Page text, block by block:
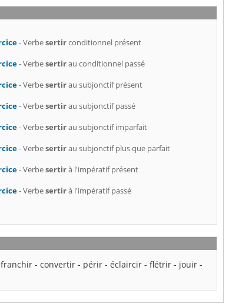
- Verbesertirconditionnel présent
- Verbesertirau conditionnel passé
- Verbesertirau subjonctif présent
- Verbesertirau subjonctif passé
- Verbesertirau subjonctif imparfait
- Verbesertirau subjonctif plus que parfait
- Verbesertirà l'impératif présent
- Verbesertirà l'impératif passé
franchir -convertir - périr -éclaircir -flétrir - jouir -